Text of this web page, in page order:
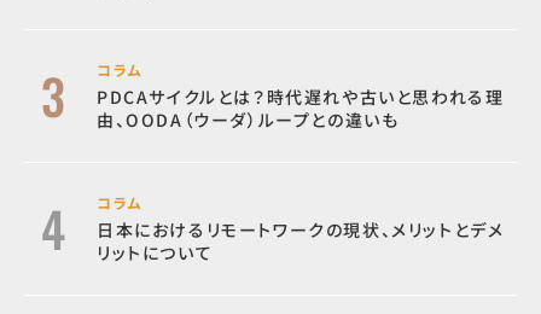
コラム
PDCAサイクルとは？時代遅れや古いと思われる理
由、OODA（ウーダ）ループとの違いも
コラム
日本におけるリモートワークの現状、メリットとデメ
リットについて